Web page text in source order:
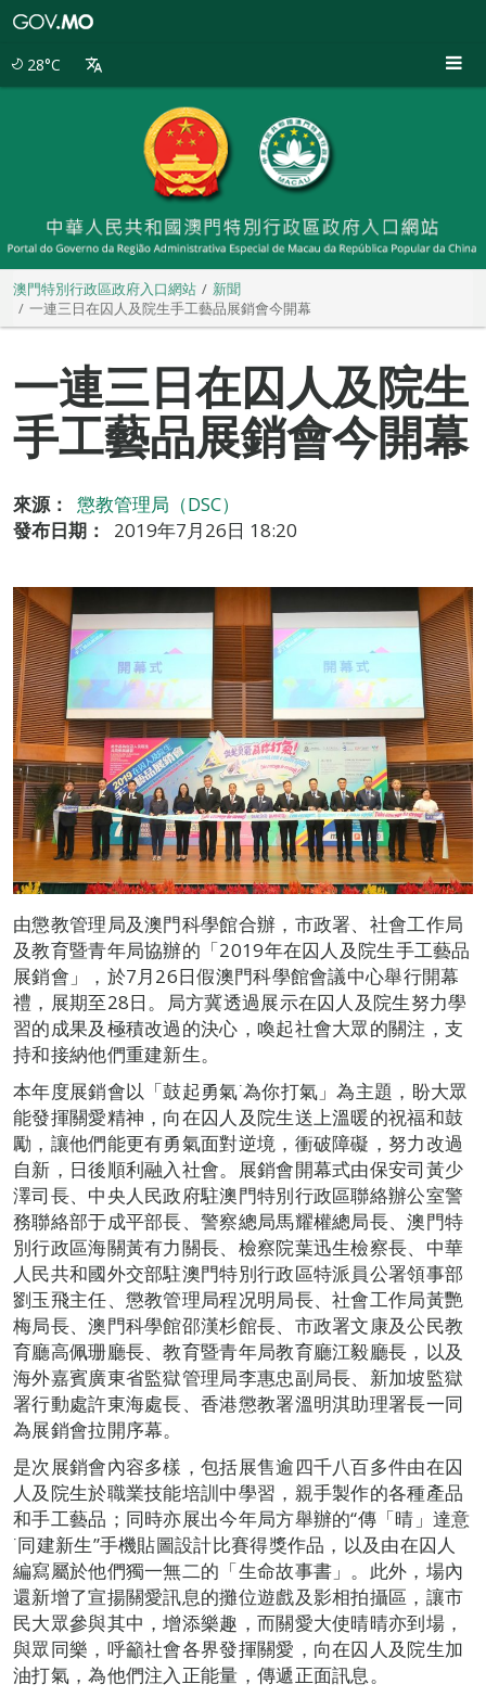
28°C
澳門特別行政區政府入口網站
新聞
一連三日在囚人及院生手工藝品展銷會今開幕
一連三日在囚人及院生
手工藝品展銷會今開幕
來源：
懲教管理局（DSC）
發布日期：
2019年7月26日 18:20
由懲教管理局及澳門科學館合辦，市政署、社會工作局
及教育暨青年局協辦的「2019年在囚人及院生手工藝品
展銷會」，於7月26日假澳門科學館會議中心舉行開幕
禮，展期至28日。局方冀透過展示在囚人及院生努力學
習的成果及極積改過的決心，喚起社會大眾的關注，支
持和接納他們重建新生。
本年度展銷會以「鼓起勇氣˙為你打氣」為主題，盼大眾
能發揮關愛精神，向在囚人及院生送上溫暖的祝福和鼓
勵，讓他們能更有勇氣面對逆境，衝破障礙，努力改過
自新，日後順利融入社會。展銷會開幕式由保安司黃少
澤司長、中央人民政府駐澳門特別行政區聯絡辦公室警
務聯絡部于成平部長、警察總局馬耀權總局長、澳門特
別行政區海關黃有力關長、檢察院葉迅生檢察長、中華
人民共和國外交部駐澳門特別行政區特派員公署領事部
劉玉飛主任、懲教管理局程况明局長、社會工作局黃艷
梅局長、澳門科學館邵漢杉館長、市政署文康及公民教
育廳高佩珊廳長、教育暨青年局教育廳江毅廳長，以及
海外嘉賓廣東省監獄管理局李惠忠副局長、新加坡監獄
署行動處許東海處長、香港懲教署溫明淇助理署長一同
為展銷會拉開序幕。
是次展銷會內容多樣，包括展售逾四千八百多件由在囚
人及院生於職業技能培訓中學習，親手製作的各種產品
和手工藝品；同時亦展出今年局方舉辦的“傳「晴」達意
˙同建新生”手機貼圖設計比賽得獎作品，以及由在囚人
編寫屬於他們獨一無二的「生命故事書」。此外，場內
還新增了宣揚關愛訊息的攤位遊戲及影相拍攝區，讓市
民大眾參與其中，增添樂趣，而關愛大使晴晴亦到場，
與眾同樂，呼籲社會各界發揮關愛，向在囚人及院生加
油打氣，為他們注入正能量，傳遞正面訊息。